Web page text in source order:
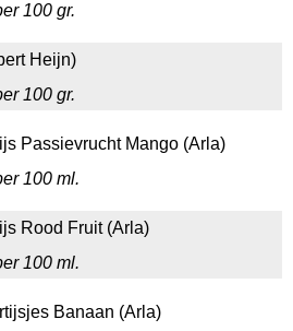
100 gr.
Heijn)
100 gr.
Passievrucht Mango (Arla)
100 ml.
Rood Fruit (Arla)
100 ml.
Banaan (Arla)